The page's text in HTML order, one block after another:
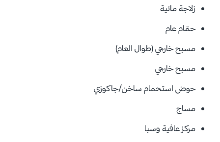
زلاجة مائية
حمّام عام
مسبح خارجي (طوال العام)
مسبح خارجي
حوض استحمام ساخن/جاكوزي
مساج
مركز عافية وسبا